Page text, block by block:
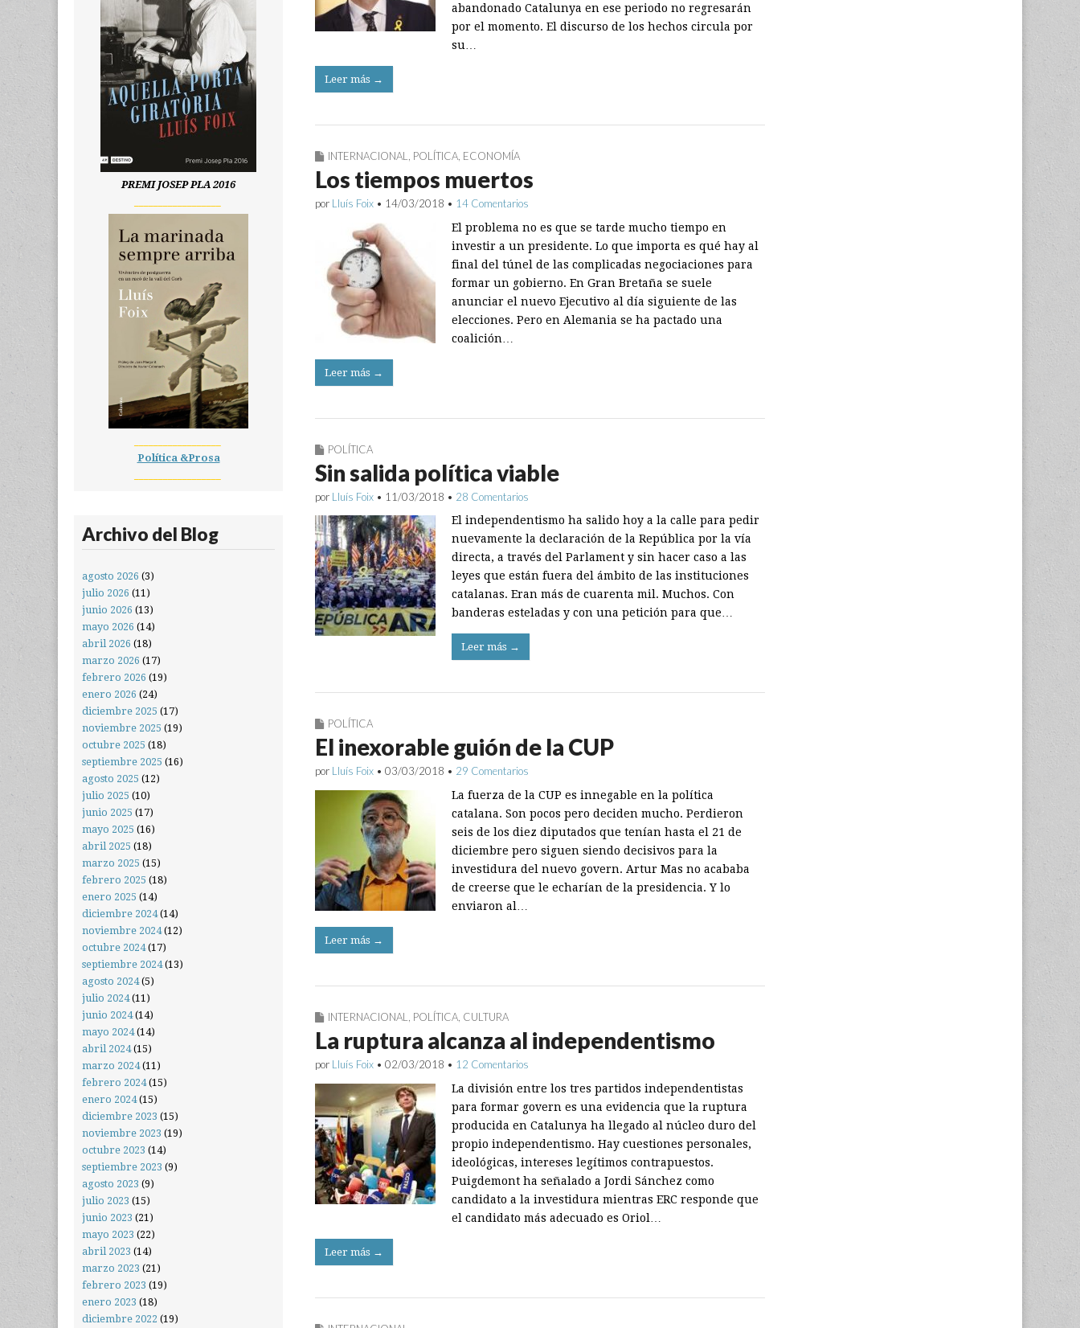
abandonado Catalunya en ese periodo no regresarán
por el momento. El discurso de los hechos circula por
su…
Leer más →
INTERNACIONAL POLÍTICA ECONOMÍA
Los tiempos muertos
por Lluís Foix • 14/03/2018 • 14 Comentarios
El problema no es que se tarde mucho tiempo en
investir a un presidente. Lo que importa es qué hay al
final del túnel de las complicadas negociaciones para
formar un gobierno. En Gran Bretaña se suele
anunciar el nuevo Ejecutivo al día siguiente de las
elecciones. Pero en Alemania se ha pactado una
coalición…
Leer más →
POLÍTICA
Sin salida política viable
por Lluís Foix • 11/03/2018 • 28 Comentarios
El independentismo ha salido hoy a la calle para pedir
nuevamente la declaración de la República por la vía
directa, a través del Parlament y sin hacer caso a las
leyes que están fuera del ámbito de las instituciones
catalanas. Eran más de cuarenta mil. Muchos. Con
banderas esteladas y con una petición para que…
Leer más →
POLÍTICA
El inexorable guión de la CUP
por Lluís Foix • 03/03/2018 • 29 Comentarios
La fuerza de la CUP es innegable en la política
catalana. Son pocos pero deciden mucho. Perdieron
seis de los diez diputados que tenían hasta el 21 de
diciembre pero siguen siendo decisivos para la
investidura del nuevo govern. Artur Mas no acababa
de creerse que le echarían de la presidencia. Y lo
enviaron al…
Leer más →
INTERNACIONAL, POLÍTICA, CULTURA
La ruptura alcanza al independentismo
por Lluís Foix • 02/03/2018 • 12 Comentarios
La división entre los tres partidos independentistas
para formar govern es una evidencia que la ruptura
producida en Catalunya ha llegado al núcleo duro del
propio independentismo. Hay cuestiones personales,
ideológicas, intereses legítimos contrapuestos.
Puigdemont ha señalado a Jordi Sánchez como
candidato a la investidura mientras ERC responde que
el candidato más adecuado es Oriol…
Leer más →
PREMI JOSEP PLA 2016
Política &Prosa
Archivo del Blog
agosto 2026 (3)
julio 2026 (11)
junio 2026 (13)
mayo 2026 (14)
abril 2026 (18)
marzo 2026 (17)
febrero 2026 (19)
enero 2026 (24)
diciembre 2025 (17)
noviembre 2025 (19)
octubre 2025 (18)
septiembre 2025 (16)
agosto 2025 (12)
julio 2025 (10)
junio 2025 (17)
mayo 2025 (16)
abril 2025 (18)
marzo 2025 (15)
febrero 2025 (18)
enero 2025 (14)
diciembre 2024(14)
noviembre 2024(12)
octubre 2024(17)
septiembre 2024(13)
agosto 2024(5)
julio 2024(11)
junio 2024(14)
mayo 2024(14)
abril 2024(15)
marzo 2024(11)
febrero 2024(15)
enero 2024(15)
diciembre 2023 (15)
noviembre 2023 (19)
octubre 2023 (14)
septiembre 2023 (9)
agosto 2023 (9)
julio 2023 (15)
junio 2023 (21)
mayo 2023 (22)
abril 2023 (14)
marzo 2023 (21)
febrero 2023 (19)
enero 2023 (18)
diciembre 2022 (19)